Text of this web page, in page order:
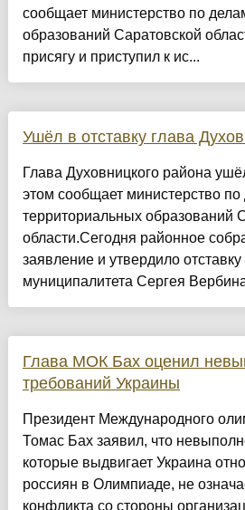
сообщает министерство по
образований Саратовской
присягу и приступил к ис...
Ушёл в отставку глава
Глава Духовницкого района
этом сообщает министерство по
территориальных образований
области.Сегодня районное
заявление и утвердило
муниципалитета Сергея
Глава МОК Бах оценил
требований Украины
Президент Международного
Томас Бах заявил, что
которые выдвигает Украина
россиян в Олимпиаде, не
конфликта со стороны